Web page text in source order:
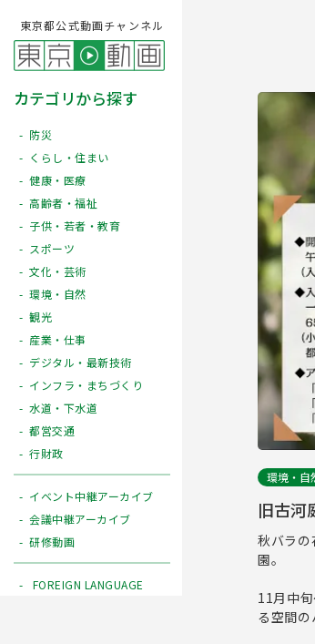
東京都公式動画チャンネル
カテゴリから探す
防災
くらし・住まい
健康・医療
高齢者・福祉
子供・若者・教育
スポーツ
文化・芸術
環境・自然
観光
産業・仕事
デジタル・最新技術
インフラ・まちづくり
水道・下水道
都営交通
行財政
イベント中継アーカイブ
会議中継アーカイブ
研修動画
FOREIGN LANGUAGE
Play
環境・自
旧古河
秋バラ
園。
11月中
る空間の